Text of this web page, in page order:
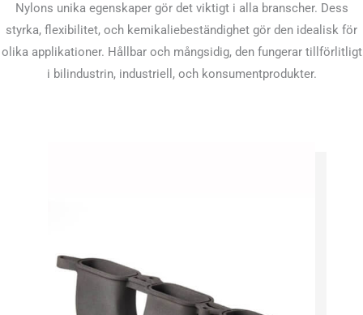
Nylons unika egenskaper gör det viktigt i alla branscher. Dess
styrka, flexibilitet, och kemikaliebeständighet gör den idealisk för
olika applikationer. Hållbar och mångsidig, den fungerar tillförlitligt
i bilindustrin, industriell, och konsumentprodukter.